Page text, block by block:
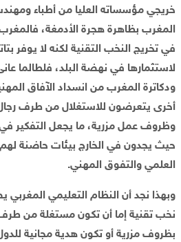
خريجي مؤسساته العليا من أطباء
المغرب بظاهرة هجرة الأدمغة،
في تخريج النخب التقنية لكنه لا يوفر
لاستثمارها في نهضة البلد، فلطالما
ودكاترة المغرب من انسداد الآفاق
أخرى يتعرضون للاستغلال من طرف رجال
وظروف عمل مزرية، ما يجعل التفكير في
حيث يجدون في الخارج بيئات حاضنة
العلمي والتفوق المهني.
وبهذا نجد أن النظام التعليمي
نخب تقنية إما أن تكون مستغلة من
بظروف مزرية أو تكون هدية مجانية